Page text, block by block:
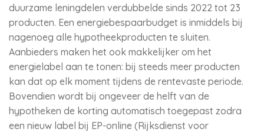
duurzame leningdelen verdubbelde sinds 2022 tot 23
producten. Een energiebespaarbudget is inmiddels bij
nagenoeg alle hypotheekproducten te sluiten.
Aanbieders maken het ook makkelijker om het
energielabel aan te tonen: bij steeds meer producten
kan dat op elk moment tijdens de rentevaste periode.
Bovendien wordt bij ongeveer de helft van de
hypotheken de korting automatisch toegepast zodra
een nieuw label bij EP-online (Rijksdienst voor